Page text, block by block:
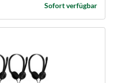
Sofort verfügbar